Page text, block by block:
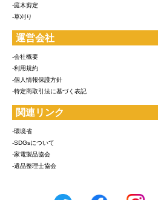
-庭木剪定
-草刈り
運営会社
-会社概要
-利用規約
-個人情報保護方針
-特定商取引法に基づく表記
関連リンク
-環境省
-SDGsについて
-家電製品協会
-遺品整理士協会